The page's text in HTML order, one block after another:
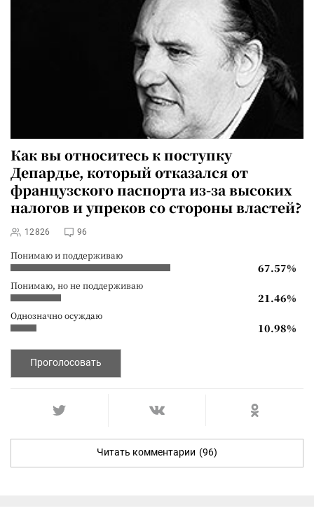
Как вы относитесь к поступку
Депардье, которыйотказался от
французского паспортаиз-за высоких
налогов и упреков со стороны властей?
12826 96
Понимаю и поддерживаю
67.57%
Понимаю, но не поддерживаю
21.46%
Однозначно осуждаю
10.98%
Проголосовать
Читать комментарии (96)